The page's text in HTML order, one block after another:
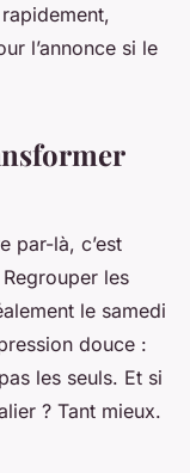
l’annonce si le
par-là, c’est
les
le samedi
douce :
les seuls. Et si
? Tant mieux.